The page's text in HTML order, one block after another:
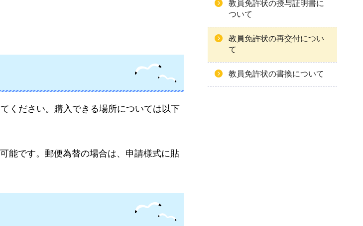
ください。購入できる場所については以下
能です。郵便為替の場合は、申請様式に貼
教員免許状の授与証明書に
ついて
教員免許状の再交付につい
て
教員免許状の書換について